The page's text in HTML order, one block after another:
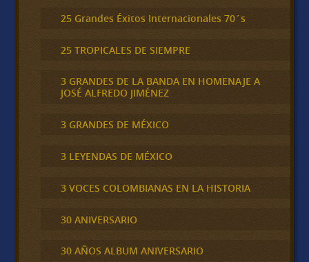
25 Grandes Éxitos Internacionales 70´s
25 TROPICALES DE SIEMPRE
3 GRANDES DE LA BANDA EN HOMENAJE A
JOSÉ ALFREDO JIMÉNEZ
3 GRANDES DE MÉXICO
3 LEYENDAS DE MÉXICO
3 VOCES COLOMBIANAS EN LA HISTORIA
30 ANIVERSARIO
30 AÑOS ALBUM ANIVERSARIO